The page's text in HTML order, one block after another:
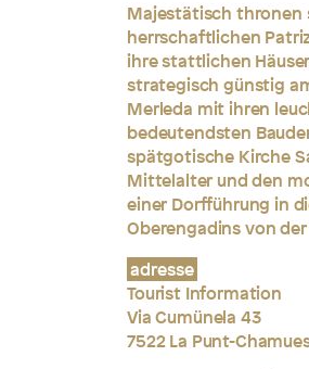
Majestätisch thronen
herrschaftlichen
ihre stattlichen
strategisch günstig
Merleda mit ihren
bedeutendsten
spätgotische Kirche
Mittelalter und den
einer Dorfführung in
Oberengadins von
adresse
Tourist Information
Via Cumünela 43
7522 La Punt-